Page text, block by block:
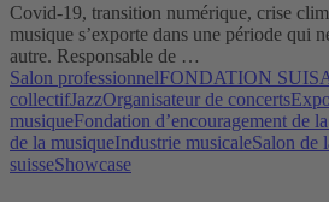
Covid-19, transition numérique, crise
musique s’exporte dans une période qui
autre. Responsable de …
Salon professionnelFONDATION
collectifJazzOrganisateur de concerts
musiqueFondation d’encouragement de
de la musiqueIndustrie musicaleSalon de
suisseShowcase